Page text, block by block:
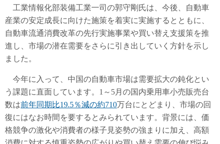
工業情報化部装備工業一司の郭守剛氏は、今後、自動車
産業の安定成長に向けた施策を着実に実施するとともに、
自動車流通消費改革の先行実施事業や買い替え支援策を推
進し、市場の潜在需要をさらに引き出していく方針を示し
ました。
今年に入って、中国の自動車市場は需要拡大の鈍化とい
う課題に直面しています。1～5月の国内乗用車小売販売台
数は前年同期比19.5％減の約710万台にとどまり、市場の回
復にはなお時間を要するとみられています。背景には、価
格競争の激化や消費者の様子見姿勢の強まりに加え、高額